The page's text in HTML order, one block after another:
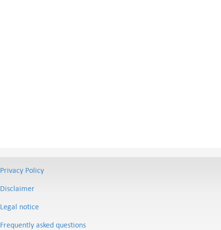
Privacy Policy
Disclaimer
Legal notice
Frequently asked questions